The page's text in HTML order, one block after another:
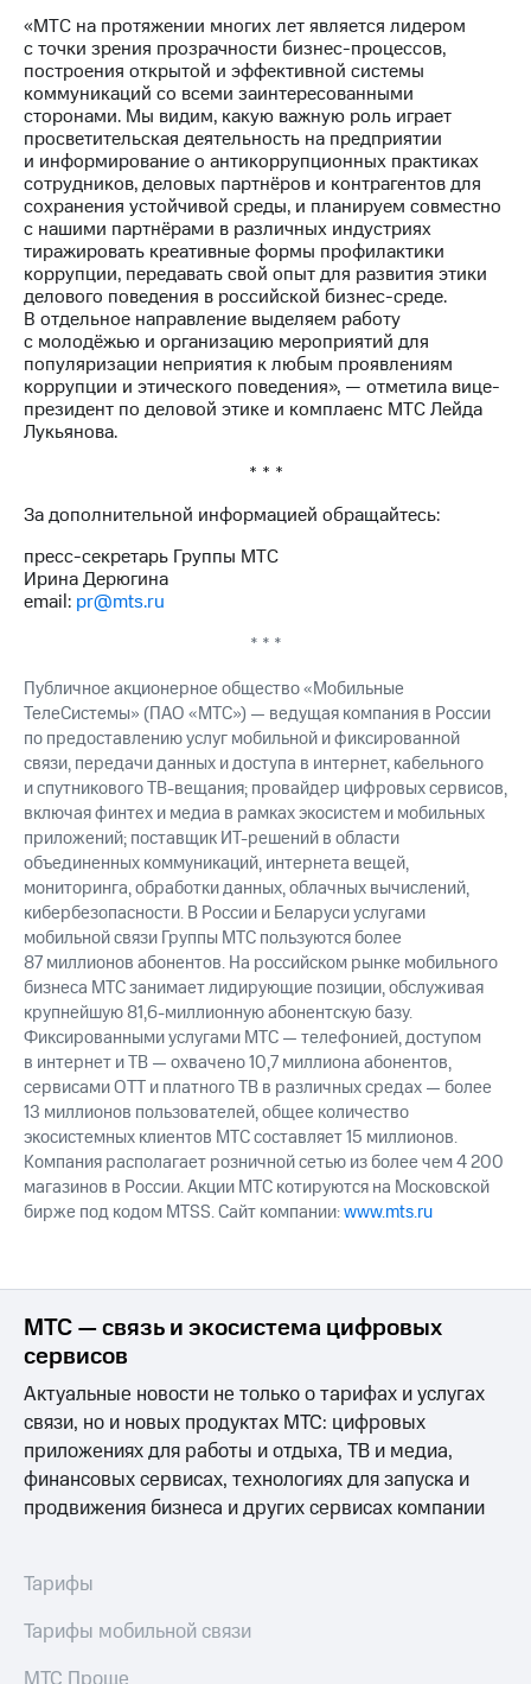
Корпоративный
секретарь
Раскрытие
информации
Информация
акционерам
Документы
ПАО
"МТС"
Собрания
акционеров
Личный
кабинет
акционера
Акционерный
капитал
Контроль
и
Описание
Программа
приобретения
Порядок
Дивиденды
Рынок
облигаций
Описание
Еврооблигации-2023
Уведомление
о
погашении
именных
облигаций
Другое
Регистратор
Реквизиты
Контакты
развитие
деловая этика
На главную
«МТС на протяжении многих лет является лидером
с точки зрения прозрачности бизнес-процессов,
построения открытой и эффективной системы
коммуникаций со всеми заинтересованными
сторонами. Мы видим, какую важную роль играет
просветительская деятельность на предприятии
и информирование о антикоррупционных практиках
сотрудников, деловых партнёров и контрагентов для
сохранения устойчивой среды, и планируем совместно
с нашими партнёрами в различных индустриях
тиражировать креативные формы профилактики
коррупции, передавать свой опыт для развития этики
делового поведения в российской бизнес-среде.
В отдельное направление выделяем работу
с молодёжью и организацию мероприятий для
популяризации неприятия к любым проявлениям
коррупции и этического поведения», — отметила вице-
президент по деловой этике и комплаенс МТС Лейда
Лукьянова.
* * *
За дополнительной информацией обращайтесь:
пресс-секретарь Группы МТС
Ирина Дерюгина
email: pr@mts.ru
* * *
Публичное акционерное общество «Мобильные
ТелеСистемы» (ПАО «МТС») — ведущая компания в России
по предоставлению услуг мобильной и фиксированной
связи, передачи данных и доступа в интернет, кабельного
и спутникового ТВ-вещания; провайдер цифровых сервисов,
включая финтех и медиа в рамках экосистем и мобильных
приложений; поставщик ИТ-решений в области
объединенных коммуникаций, интернета вещей,
мониторинга, обработки данных, облачных вычислений,
кибербезопасности. В России и Беларуси услугами
мобильной связи Группы МТС пользуются более
87 миллионов абонентов. На российском рынке мобильного
бизнеса МТС занимает лидирующие позиции, обслуживая
крупнейшую 81,6-миллионную абонентскую базу.
Фиксированными услугами МТС — телефонией, доступом
в интернет и ТВ — охвачено 10,7 миллиона абонентов,
сервисами OTT и платного ТВ в различных средах — более
13 миллионов пользователей, общее количество
экосистемных клиентов МТС составляет 15 миллионов.
Компания располагает розничной сетью из более чем 4 200
магазинов в России. Акции МТС котируются на Московской
бирже под кодом MTSS. Сайт компании:www.mts.ru
МТС — связь и экосистема цифровых
сервисов
Актуальные новости не только о тарифах и услугах
связи, но и новых продуктах МТС: цифровых
приложениях для работы и отдыха, ТВ и медиа,
финансовых сервисах, технологиях для запуска и
продвижения бизнеса и других сервисах компании
Тарифы
Тарифы мобильной связи